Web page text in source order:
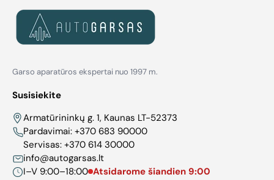
Garso aparatūros ekspertai nuo 1997 m.
Susisiekite
Armatūrininkų g. 1, Kaunas LT-52373
Pardavimai: +370 683 90000
Servisas: +370 614 30000
info@autogarsas.lt
I–V 9:00–18:00 Atsidarome šiandien 9:00